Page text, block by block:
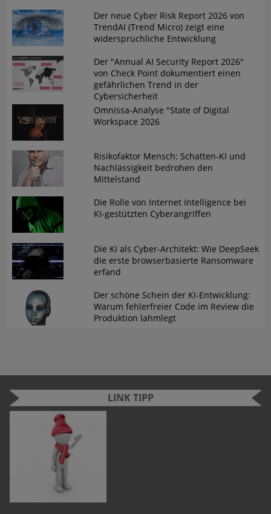
Der neue Cyber Risk Report 2026 von
TrendAI (Trend Micro) zeigt eine
widersprüchliche Entwicklung
Der "Annual AI Security Report 2026"
von Check Point dokumentiert einen
gefährlichen Trend in der
Cybersicherheit
Omnissa-Analyse "State of Digital
Workspace 2026
Risikofaktor Mensch: Schatten-KI und
Nachlässigkeit bedrohen den
Mittelstand
Die Rolle von Internet Intelligence bei
KI-gestützten Cyberangriffen
Die KI als Cyber-Architekt: Wie DeepSeek
die erste browserbasierte Ransomware
erfand
Der schöne Schein der KI-Entwicklung:
Warum fehlerfreier Code im Review die
Produktion lahmlegt
LINK TIPP